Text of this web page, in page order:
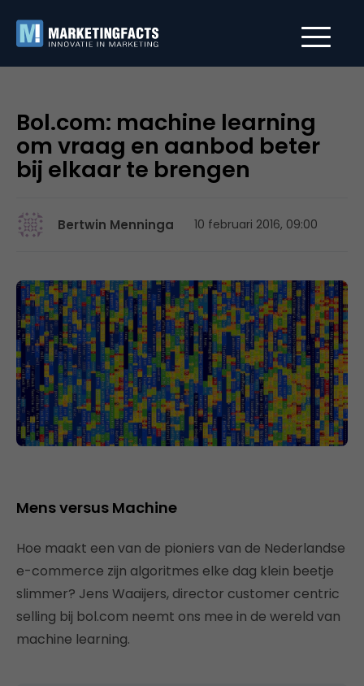
Bol.com: machine learning
om vraag en aanbod beter
bij elkaar te brengen
Bertwin Menninga 10 februari 2016, 09:00
Mens versus Machine
Hoe maakt een van de pioniers van de Nederlandse
e-commerce zijn algoritmes elke dag klein beetje
slimmer? Jens Waaijers, director customer centric
selling bij bol.com neemt ons mee in de wereld van
machine learning.